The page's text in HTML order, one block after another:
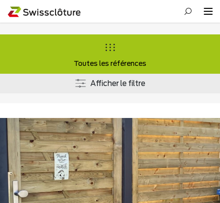
Toutes les références
Afficher le filtre